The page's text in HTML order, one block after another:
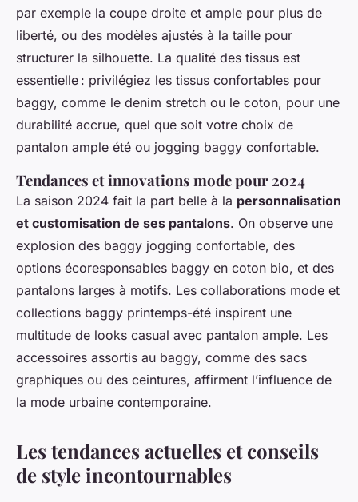
par exemple la coupe droite et ample pour plus de
liberté, ou des modèles ajustés à la taille pour
structurer la silhouette. La qualité des tissus est
essentielle : privilégiez les tissus confortables pour
baggy, comme le denim stretch ou le coton, pour une
durabilité accrue, quel que soit votre choix de
pantalon ample été ou jogging baggy confortable.
Tendances et innovations mode pour 2024
La saison 2024 fait la part belle à la personnalisation
et customisation de ses pantalons. On observe une
explosion des baggy jogging confortable, des
options écoresponsables baggy en coton bio, et des
pantalons larges à motifs. Les collaborations mode et
collections baggy printemps-été inspirent une
multitude de looks casual avec pantalon ample. Les
accessoires assortis au baggy, comme des sacs
graphiques ou des ceintures, affirment l’influence de
la mode urbaine contemporaine.
Les tendances actuelles et conseils
de style incontournables